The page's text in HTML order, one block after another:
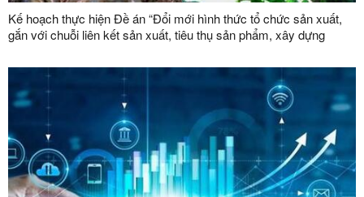
Kế hoạch thực hiện Đề án “Đổi mới hình thức tổ chức sản xuất,
gắn với chuỗi liên kết sản xuất, tiêu thụ sản phẩm, xây dựng
2030”